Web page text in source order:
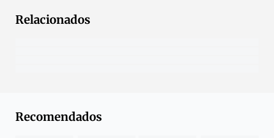
Relacionados
Recomendados